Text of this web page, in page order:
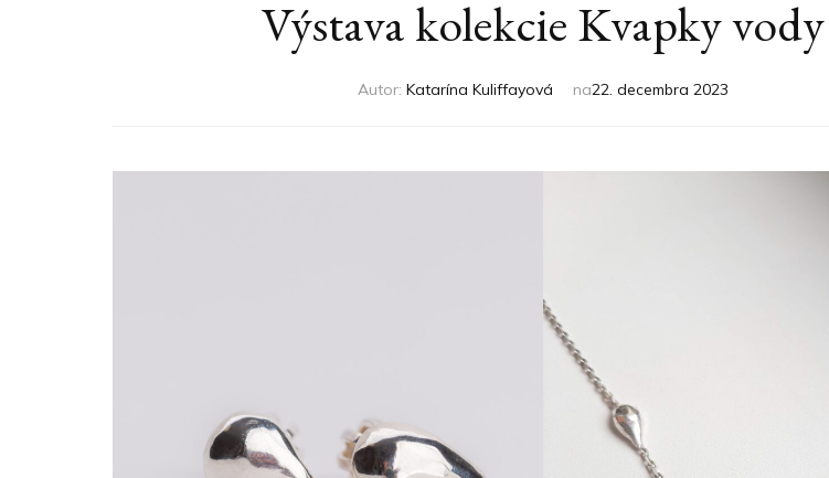
Výstava kolekcie Kvapky vody
Autor: Katarína Kuliffayová na22. decembra 2023